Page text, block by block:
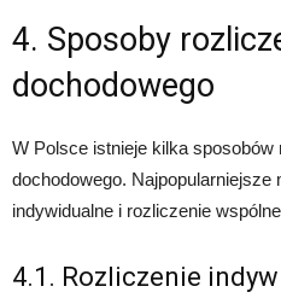
4. Sposoby
dochodowego
W Polsce istnieje kilka sposobów
dochodowego. Najpopularniejsze
indywidualne i rozliczenie
4.1. Rozliczenie indyw